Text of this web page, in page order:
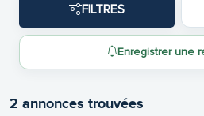
FILTRES
Enregistrer une
2 annonces trouvées